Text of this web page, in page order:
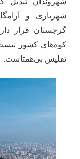
شهربازی و
گرجستان قرار
کوه‌های کشور
تفلیس بی‌همتاست.